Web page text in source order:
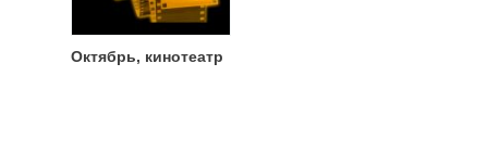
Октябрь, кинотеатр